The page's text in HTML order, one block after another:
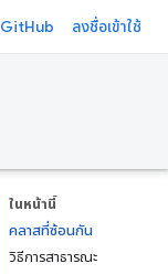
GitHub ลงชื่อเข้าใช้
ในหน้านี้
คลาสที่ซ้อนกัน
วิธีการสาธารณะ